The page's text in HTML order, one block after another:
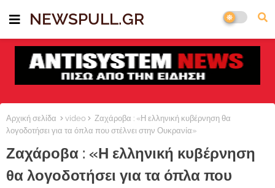
NEWSPULL.GR
Αρχική σελίδα video
Ζαχάροβα : «Η ελληνική κυβέρνηση θα
λογοδοτήσει για τα όπλα που στέλνει στην Ουκρανία»
Ζαχάροβα : «Η ελληνική κυβέρνηση
θα λογοδοτήσει για τα όπλα που